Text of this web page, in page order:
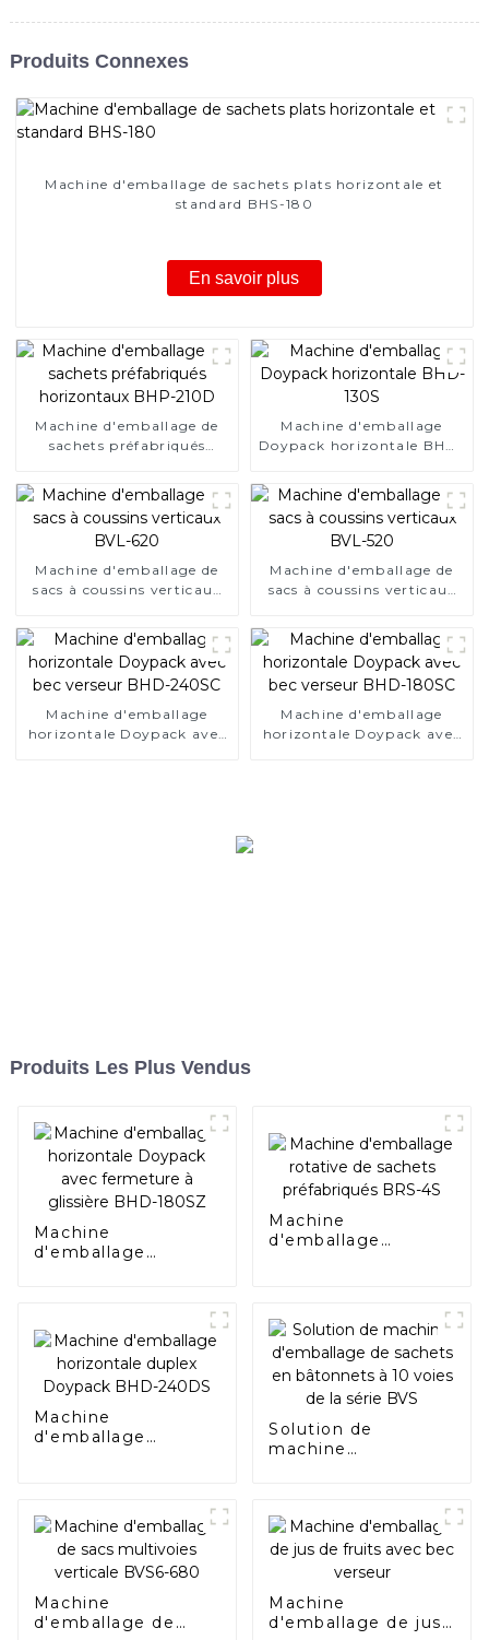
Produits Connexes
Machine d'emballage de sachets plats horizontale et
standard BHS-180
En savoir plus
Machine d'emballage de
sachets préfabriqués
Machine d'emballage
Doypack horizontale BHD-
Machine d'emballage de
sacs à coussins verticaux
Machine d'emballage de
sacs à coussins verticaux
Machine d'emballage
horizontale Doypack avec
Machine d'emballage
horizontale Doypack avec
Produits Les Plus Vendus
Machine
d'emballage
glissière BHD-
180SZ
Machine
d'emballage
Machine
d'emballage
Solution de
machine
voies de la série
BVS
Machine
d'emballage de
Machine
d'emballage de jus